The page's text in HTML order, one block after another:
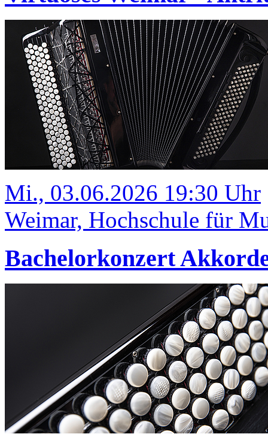
Mi., 03.06.2026 19:30 Uhr
Weimar, Hochschule für
Bachelorkonzert